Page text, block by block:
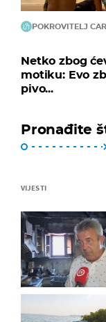
POKROVITELJ
Netko zbog
motiku: Evo
pivo...
Pronađite
VIJESTI